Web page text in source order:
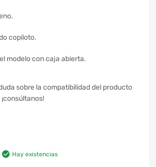
copiloto.
modelo con caja abierta.
sobre la compatibilidad del producto
Hay existencias